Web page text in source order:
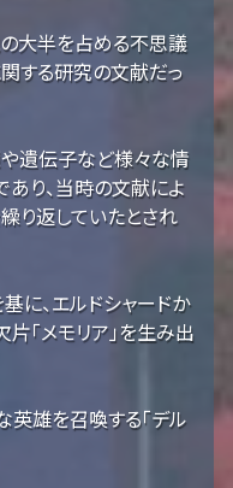
大半を占める不思議
関する研究の文献だっ
遺伝子など様々な情
り、当時の文献によ
り返していたとされ
に、エルドシャードか
「メモリア」を生み出
英雄を召喚する「デル